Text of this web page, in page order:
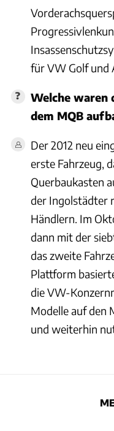
für VW Golf und
Welche waren
dem MQB
Der 2012 neu
erste Fahrzeug,
Querbaukasten
der Ingolstädter
Händlern. Im
dann mit der
das zweite
Plattform
die VW-
Modelle auf den
und weiterhin